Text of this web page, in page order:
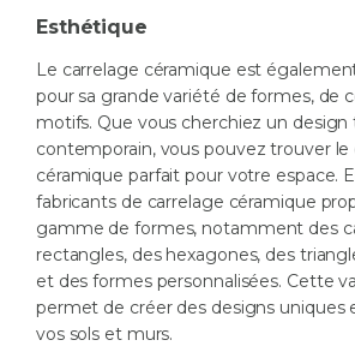
Esthétique
Le carrelage céramique est
pour sa grande variété de formes, de
motifs. Que vous cherchiez un design
contemporain, vous pouvez trouver le
céramique parfait pour votre espace.
fabricants de carrelage céramique
gamme de formes, notamment des
rectangles, des hexagones, des
et des formes personnalisées. Cette
permet de créer des designs uniques
vos sols et murs.